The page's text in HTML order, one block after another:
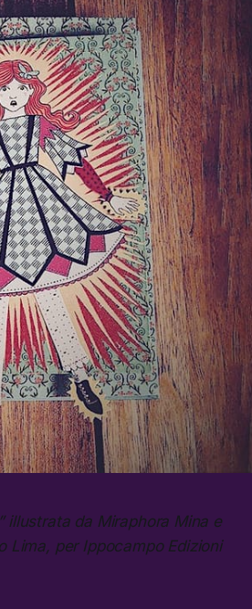
illustrata da Miraphora Mina e
Lima, per Ippocampo Edizioni